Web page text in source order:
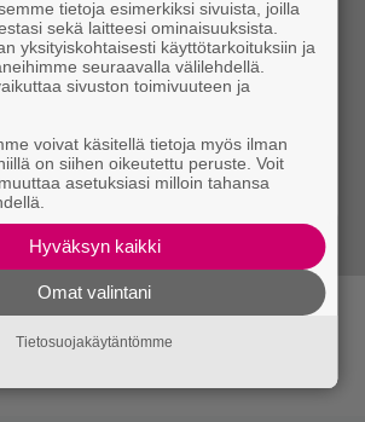
ihan plektralta” –
jamittelee Megadethiä
tietoja esimerkiksi sivuista, joilla
sekä laitteesi ominaisuuksista.
yksityiskohtaisesti käyttötarkoituksiin ja
seuraavalla välilehdellä.
sivuston toimivuuteen ja
voivat käsitellä tietoja myös ilman
on siihen oikeutettu peruste. Voit
asetuksiasi milloin tahansa
Hyväksyn kaikki
Omat valintani
Tietosuojakäytäntömme